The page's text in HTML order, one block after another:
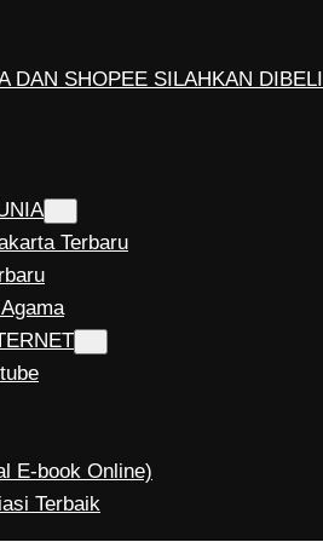
DAN SHOPEE SILAHKAN DIBELI
Terbaru
E-book Online)
Terbaik